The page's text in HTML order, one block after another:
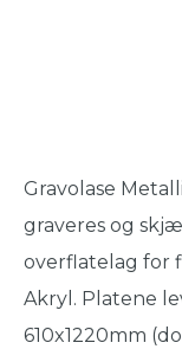
Gravolase
graveres og
overflatelag for
Akryl. Platene
610x1220mm